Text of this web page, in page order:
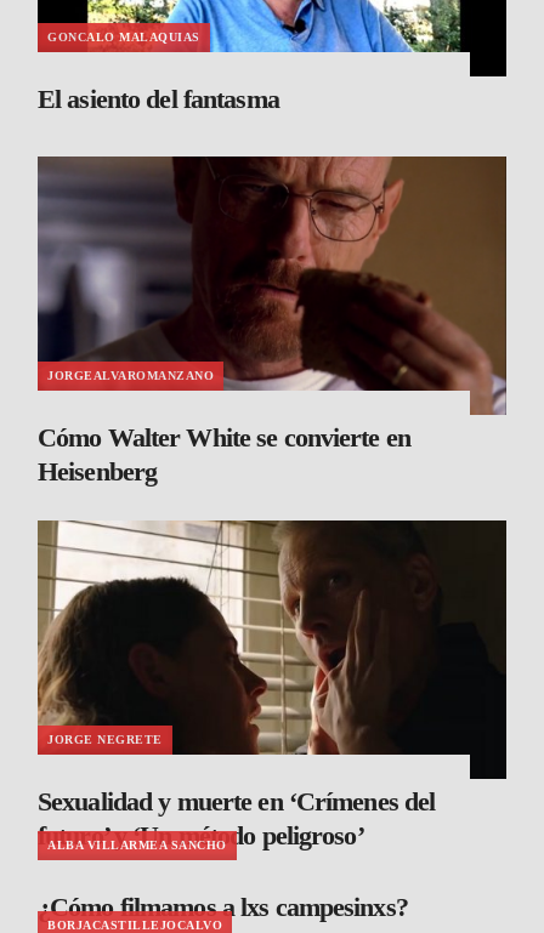
GONCALO MALAQUIAS
El asiento del fantasma
JORGEALVAROMANZANO
Cómo Walter White se convierte en
Heisenberg
JORGE NEGRETE
Sexualidad y muerte en ‘Crímenes del
futuro’ y ‘Un método peligroso’
ALBA VILLARMEA SANCHO
¿Cómo filmamos a lxs campesinxs?
BORJACASTILLEJOCALVO